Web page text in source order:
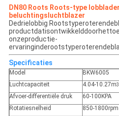
DN80 Roots Roots-type
beluchtingsluchtblazer
Dedrielobbig
onzeproductie-
Specificaties
Model
BKW6005
Luchtcapaciteit
4.04-10.27m3
Afvoer-differentiële druk
60-100KPA
Rotatiesnelheid
850-1800rpm